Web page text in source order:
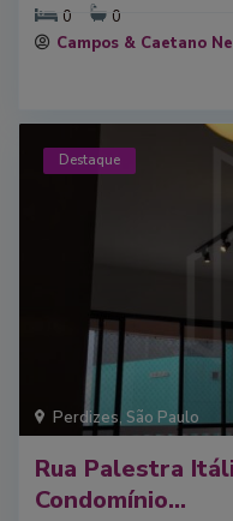
0
0
Campos & Caetano
Perdizes, São Paulo
Destaque
Rua Palestra
Condomínio...